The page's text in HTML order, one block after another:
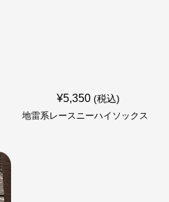
¥5,350 (税込)
地雷系レースニーハイソックス